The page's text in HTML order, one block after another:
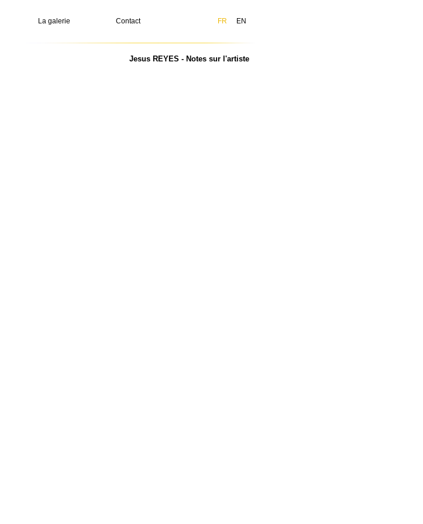
La galerie Contact FR EN
Jesus REYES - Notes sur l'artiste